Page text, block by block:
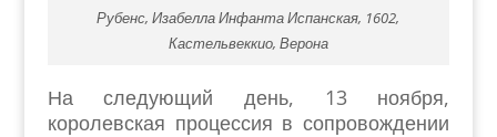
Рубенс, Изабелла Инфанта Испанская, 1602,
Кастельвеккио, Верона
На следующий день, 13 ноября,
королевская процессия в сопровождении